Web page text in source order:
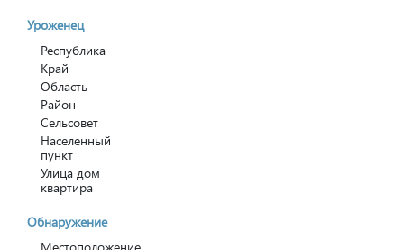
Уроженец
Республика
Край
Область
Район
Сельсовет
Населенный
пункт
Улица дом
квартира
Обнаружение